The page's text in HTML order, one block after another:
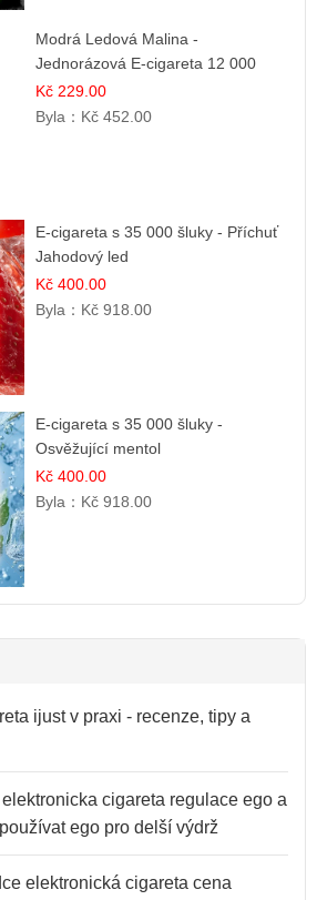
Modrá Ledová Malina -
Jednorázová E-cigareta 12 000
šluků | Osvěžující Bobulová Příchuť
Kč 229.00
Byla： Kč 452.00
E-cigareta s 35 000 šluky - Příchuť
Jahodový led
Kč 400.00
Byla： Kč 918.00
E-cigareta s 35 000 šluky -
Osvěžující mentol
Kč 400.00
Byla： Kč 918.00
ijust v praxi - recenze, tipy a
cigareta regulace ego a
ego pro delší výdrž
elektronická cigareta cena